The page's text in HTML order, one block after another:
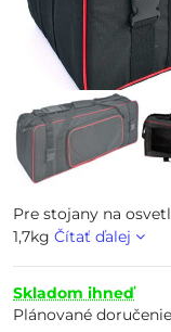
Pre stojany na
1,7kg Čítať ďalej
Skladom ihneď
Plánované